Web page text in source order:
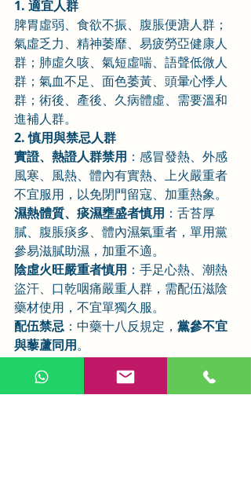
1. 適宜人群
脾胃虛弱、食欲不振、腹脹便溏人群；
氣虛乏力、精神萎靡、易疲勞亞健康人
群；肺虛久咳、氣短虛喘、語聲低微人
群；氣血不足、面色萎黃、頭暈心悸人
群；術後、產後、久病體虛、需要溫和
進補人群。
2. 慎用與禁忌人群
實證、熱證人群禁用 ：感冒發熱、外感
風寒、風熱、體內有實熱、上火嚴重者
不宜服用，以免閉門留寇、加重熱象。
濕熱體質、痰濕壅盛者慎用 ：舌苔厚
膩、腹脹痰多、體內濕氣重者，單用黨
參易滋膩助濕，加重不適。
陰虛火旺嚴重者慎用 ：手足心熱、潮熱
盜汗、口乾咽痛嚴重人群，需配伍滋陰
藥材使用，不宜單獨久服。
配伍禁忌 ：中藥十八反規定， 黨參不宜
與藜蘆同用。
日常養生用量：10–20g/天；藥用調理用